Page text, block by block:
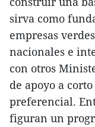
sirva como
empresas
nacionales e
con otros
de apoyo a
preferencial.
figuran un